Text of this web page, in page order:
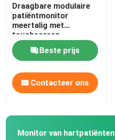
Draagbare modulaire
patiëntmonitor
meertalig met
touchscreen
Beste prijs
Contacteer ons
Monitor van hartpatiënten